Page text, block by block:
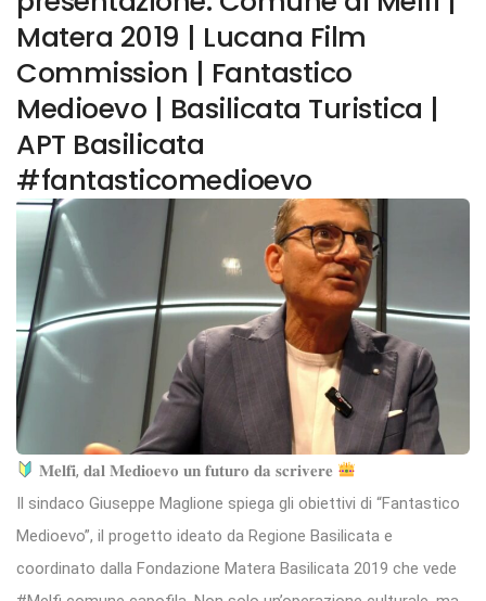
Matera 2019 | Lucana Film
Commission | Fantastico
Medioevo | Basilicata Turistica |
APT Basilicata
#fantasticomedioevo
𝐌𝐞𝐥𝐟𝐢, 𝐝𝐚𝐥 𝐌𝐞𝐝𝐢𝐨𝐞𝐯𝐨 𝐮𝐧 𝐟𝐮𝐭𝐮𝐫𝐨 𝐝𝐚 𝐬𝐜𝐫𝐢𝐯𝐞𝐫𝐞
Il sindaco Giuseppe Maglione spiega gli obiettivi di “Fantastico
Medioevo”, il progetto ideato da Regione Basilicata e
coordinato dalla Fondazione Matera Basilicata 2019 che vede